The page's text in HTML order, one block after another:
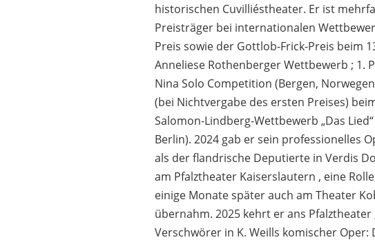
historischen Cuvilliéstheater. Er ist
Preisträger bei internationalen
Preis sowie der Gottlob-Frick-Preis beim
Anneliese Rothenberger Wettbewerb ; 1.
Nina Solo Competition (Bergen,
(bei Nichtvergabe des ersten Preises)
Salomon-Lindberg-Wettbewerb „Das
Berlin). 2024 gab er sein professionelles
als der flandrische Deputierte in Verdis
am Pfalztheater Kaiserslautern , eine
einige Monate später auch am Theater
übernahm. 2025 kehrt er ans Pfalztheater
Verschwörer in K. Weills komischer Oper: